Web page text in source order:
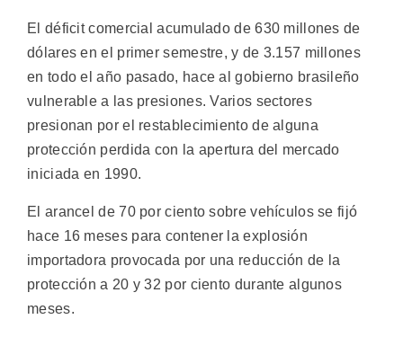
El déficit comercial acumulado de 630 millones de
dólares en el primer semestre, y de 3.157 millones
en todo el año pasado, hace al gobierno brasileño
vulnerable a las presiones. Varios sectores
presionan por el restablecimiento de alguna
protección perdida con la apertura del mercado
iniciada en 1990.
El arancel de 70 por ciento sobre vehículos se fijó
hace 16 meses para contener la explosión
importadora provocada por una reducción de la
protección a 20 y 32 por ciento durante algunos
meses.